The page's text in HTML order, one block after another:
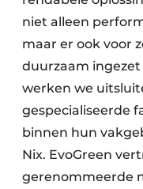
niet alleen
maar er ook voor
duurzaam
werken we
gespecialiseerde
binnen hun
Nix. EvoGreen
gerenommeerde